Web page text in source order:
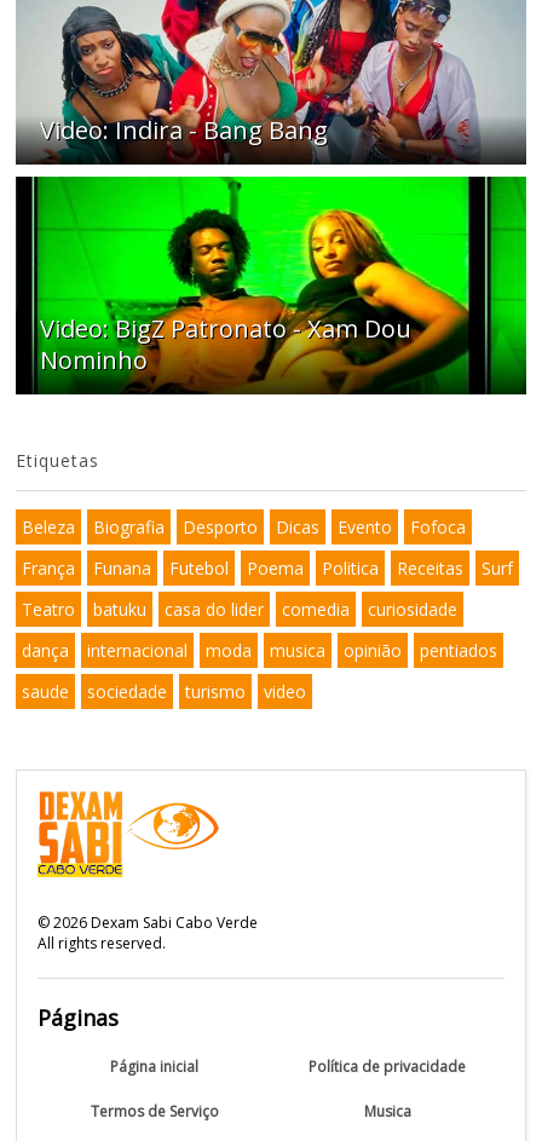
Video: Indira - Bang Bang
Video: BigZ Patronato - Xam Dou
Nominho
Etiquetas
Beleza Biografia Desporto Dicas Evento
Fofoca
França
Funana Futebol Poema Politica Receitas
Surf
Teatro
batuku casa do lider comedia
curiosidade
dança
internacional moda musica opinião
pentiados
saude
sociedade turismo video
©2026Dexam Sabi Cabo Verde
All rights reserved.
Páginas
Página inicial Política de privacidade
Termos de Serviço Musica